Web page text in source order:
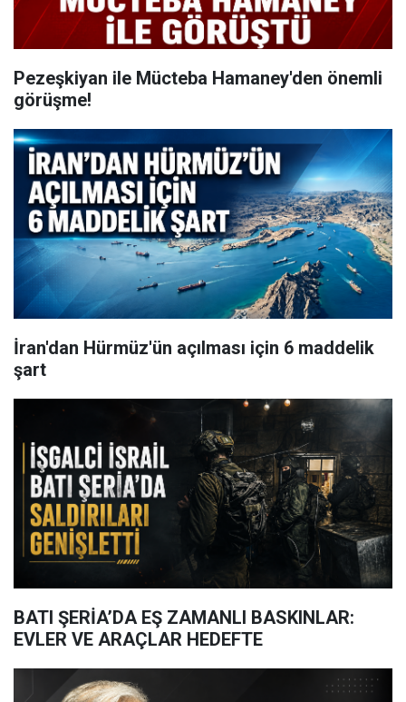
Pezeşkiyan ile Mücteba Hamaney'den önemli
görüşme!
İran'dan Hürmüz'ün açılması için 6 maddelik
şart
BATI ŞERİA’DA EŞ ZAMANLI BASKINLAR:
EVLER VE ARAÇLAR HEDEFTE